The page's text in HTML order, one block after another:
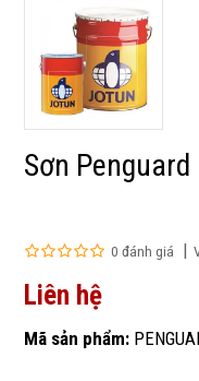
Sơn
0 đánh giá
Liên hệ
Mã sản phẩm: